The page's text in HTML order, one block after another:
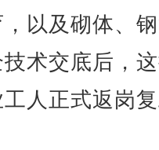
以及砌体、
术交底后，
人正式返岗